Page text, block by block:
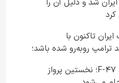
حمله به ایران شد و دلیل آن را
تاکنون با
ترامپ روبه‌رو شده باشد؛
می‌زند
جنگنده نسل ششم آمریکا F-۴۷؛ نخستین پرواز